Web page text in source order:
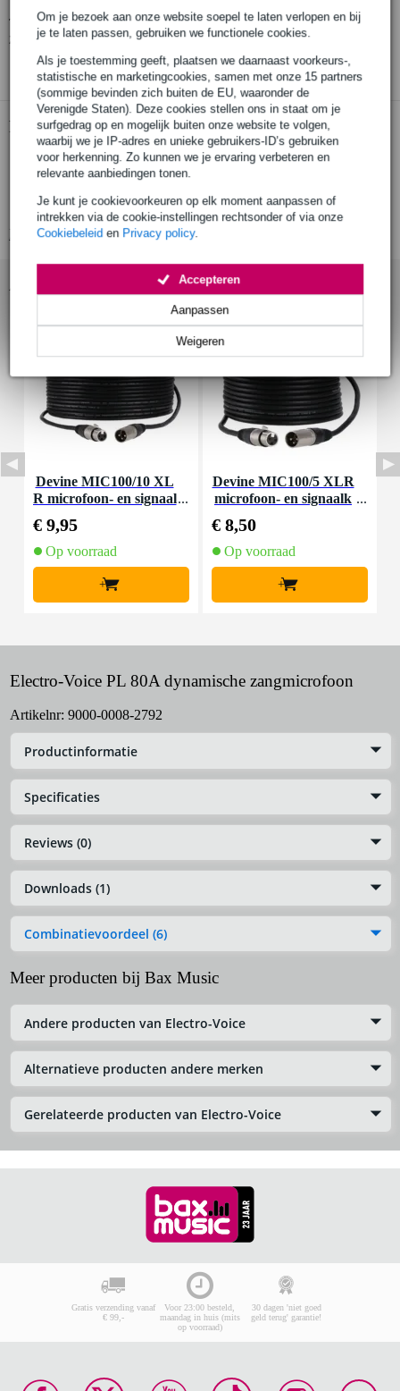
Om je bezoek aan onze website soepel te laten verlopen en bij
je te laten passen, gebruiken we functionele cookies.
Als je toestemming geeft, plaatsen we daarnaast voorkeurs-,
statistische en marketingcookies, samen met onze 15 partners
(sommige bevinden zich buiten de EU, waaronder de
Verenigde Staten). Deze cookies stellen ons in staat om je
surfgedrag op en mogelijk buiten onze website te volgen,
waarbij we je IP-adres en unieke gebruikers-ID’s gebruiken
voor herkenning. Zo kunnen we je ervaring verbeteren en
relevante aanbiedingen tonen.
Je kunt je cookievoorkeuren op elk moment aanpassen of
intrekken via de cookie-instellingen rechtsonder of via onze
Cookiebeleid en Privacy policy.
Weigeren
Aanpassen
Accepteren
Twijfel je of deElectro-Voice PL 80A dynamische
zangmicrofoonbij je past? Doe de check.
Start de check
Productinformatie
dynamische handheld zangmicrofoon
elementtype: dynamisch, neodymium magneet structuur
frequentie respons: 80 Hz - 16 kHz
Bekijk alle productspecificaties
Devine MIC100/10 XL
R microfoon- en signaal
€ 9,95
Op voorraad
+
Devine MIC100/5 XLR
microfoon- en signaalk
€ 8,50
Op voorraad
+
Electro-Voice PL 80A dynamische zangmicrofoon
Artikelnr: 9000-0008-2792
Productinformatie
Specificaties
Reviews (0)
Downloads (1)
Combinatievoordeel (6)
Meer producten bij Bax Music
Andere producten van Electro-Voice
Alternatieve producten andere merken
Gerelateerde producten van Electro-Voice
Gratis verzending vanaf
€ 99,-
Voor 23:00 besteld,
maandag in huis (mits
op voorraad)
30 dagen 'niet goed
geld terug' garantie!